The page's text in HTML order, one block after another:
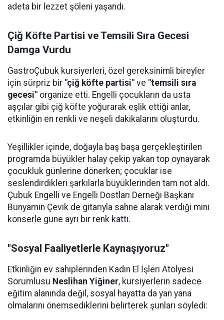
adeta bir lezzet şöleni yaşandı.
Çiğ Köfte Partisi ve Temsili Sıra Gecesi
Damga Vurdu
GastroÇubuk kursiyerleri, özel gereksinimli bireyler
için sürpriz bir "çiğ köfte partisi" ve "temsili sıra
gecesi" organize etti. Engelli çocukların da usta
aşçılar gibi çiğ köfte yoğurarak eşlik ettiği anlar,
etkinliğin en renkli ve neşeli dakikalarını oluşturdu.
Yeşillikler içinde, doğayla baş başa gerçekleştirilen
programda büyükler halay çekip yakan top oynayarak
çocukluk günlerine dönerken; çocuklar ise
seslendirdikleri şarkılarla büyüklerinden tam not aldı.
Çubuk Engelli ve Engelli Dostları Derneği Başkanı
Bünyamin Çevik de gitarıyla sahne alarak verdiği mini
konserle güne ayrı bir renk kattı.
"Sosyal Faaliyetlerle Kaynaşıyoruz"
Etkinliğin ev sahiplerinden Kadın El İşleri Atölyesi
Sorumlusu Neslihan Yiğiner, kursiyerlerin sadece
eğitim alanında değil, sosyal hayatta da yan yana
olmalarını önemsediklerini belirterek şunları söyledi: